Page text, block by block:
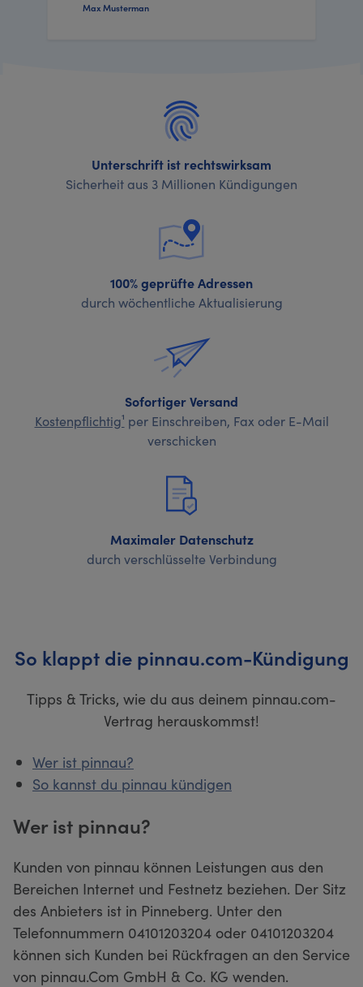
Max Musterman
Unterschrift ist rechtswirksam
Sicherheit aus 3 Millionen Kündigungen
100% geprüfte Adressen
durch wöchentliche Aktualisierung
Sofortiger Versand
Kostenpflichtig¹ per Einschreiben, Fax oder E-Mail
verschicken
Maximaler Datenschutz
durch verschlüsselte Verbindung
So klappt die pinnau.com-Kündigung
Tipps & Tricks, wie du aus deinem pinnau.com-
Vertrag herauskommst!
Wer ist pinnau?
So kannst du pinnau kündigen
Wer ist pinnau?
Kunden von pinnau können Leistungen aus den
Bereichen Internet und Festnetz beziehen. Der Sitz
des Anbieters ist in Pinneberg. Unter den
Telefonnummern 04101203204 oder 04101203204
können sich Kunden bei Rückfragen an den Service
von pinnau.Com GmbH & Co. KG wenden.